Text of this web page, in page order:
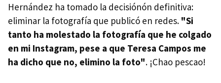
Hernández ha tomado la decisiónón definitiva:
eliminar la fotografía que publicó en redes. "Si
tanto ha molestado la fotografía que he colgado
en mi Instagram, pese a que Teresa Campos me
ha dicho que no, elimino la foto". ¡Chao pescao!